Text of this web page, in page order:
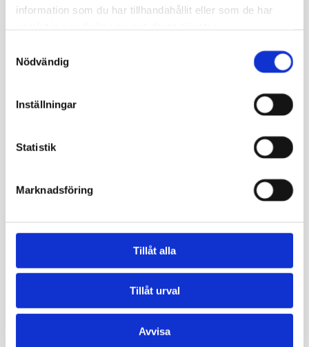
information som du har tillhandahållit eller som de har
Nödvändig
Inställningar
Statistik
Marknadsföring
Tillåt alla
Tillåt urval
Avvisa